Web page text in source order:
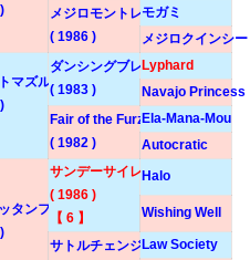
メジロモントレー
( 1986 )
モガミ
メジロクインシー
マズル
ダンシングブレーヴ
( 1983 )
Lyphard
Navajo Princess
Fair of the Furze
( 1982 )
Ela-Mana-Mou
Autocratic
タンフィズ
サンデーサイレンス
( 1986 )
【 6 】
Halo
Wishing Well
サトルチェンジLaw Society